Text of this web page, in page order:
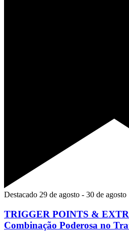
Destacado 29 de agosto - 30 de agosto
TRIGGER POINTS &
Combinação Poderosa no